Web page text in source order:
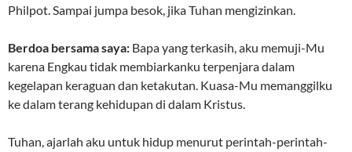
Philpot. Sampai jumpa besok, jika Tuhan mengizinkan.
Berdoa bersama saya: Bapa yang terkasih, aku memuji-Mu
karena Engkau tidak membiarkanku terpenjara dalam
kegelapan keraguan dan ketakutan. Kuasa-Mu memanggilku
ke dalam terang kehidupan di dalam Kristus.
Tuhan, ajarlah aku untuk hidup menurut perintah-perintah-